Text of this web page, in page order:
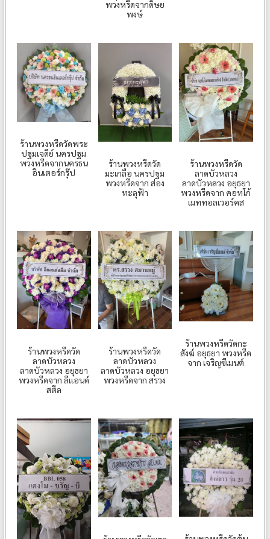
พวงหรีดจากดิษย
พงษ์
ร้านพวงหรีดวัดพระ
ปฐมเจดีย์ นครปฐม
พวงหรีดจากนครธน
อินเตอร์กรุ๊ป
ร้านพวงหรีดวัด
มะเกลือ นครปฐม
พวงหรีดจาก ส่อง
ทะลุฟ้า
ร้านพวงหรีดวัด
ลาดบัวหลวง
ลาดบัวหลวง อยุธยา
พวงหรีดจาก คอทโก้
เมททอลเวอร์คส
ร้านพวงหรีดวัด
ลาดบัวหลวง
ลาดบัวหลวง อยุธยา
พวงหรีดจาก ลีแอนด์
สตีล
ร้านพวงหรีดวัด
ลาดบัวหลวง
ลาดบัวหลวง อยุธยา
พวงหรีดจาก สรวง
ร้านพวงหรีดวัดกะ
สังฆ์ อยุธยา พวงหรีด
จาก เจริญซีเมนต์